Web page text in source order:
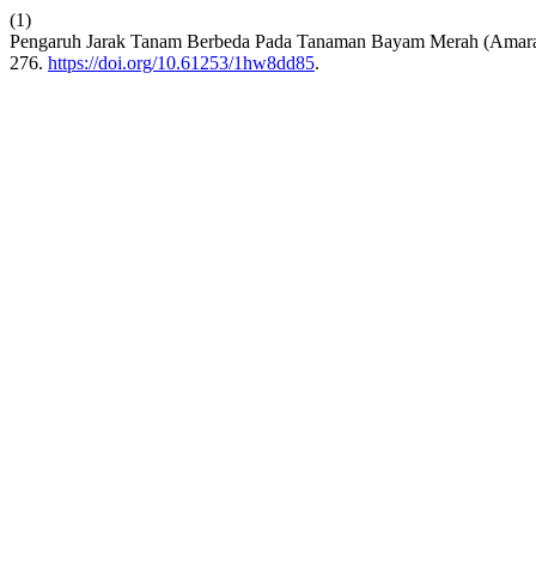
(1)
Pengaruh Jarak Tanam Berbeda Pada Tanaman Bayam Merah
276. https://doi.org/10.61253/1hw8dd85.